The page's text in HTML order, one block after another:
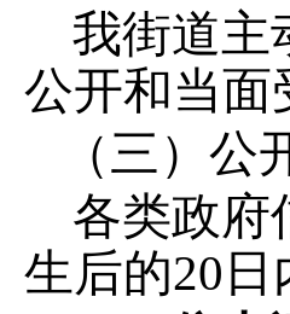
我街道主
公开和当面
（三）公
各类政府
生后的20